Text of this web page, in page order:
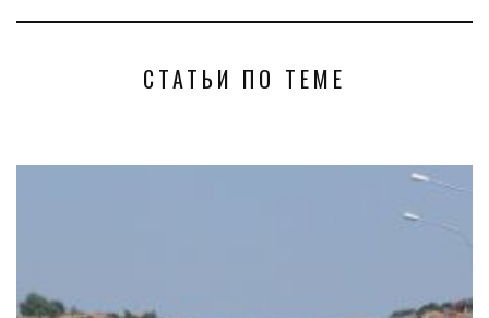
СТАТЬИ ПО ТЕМЕ